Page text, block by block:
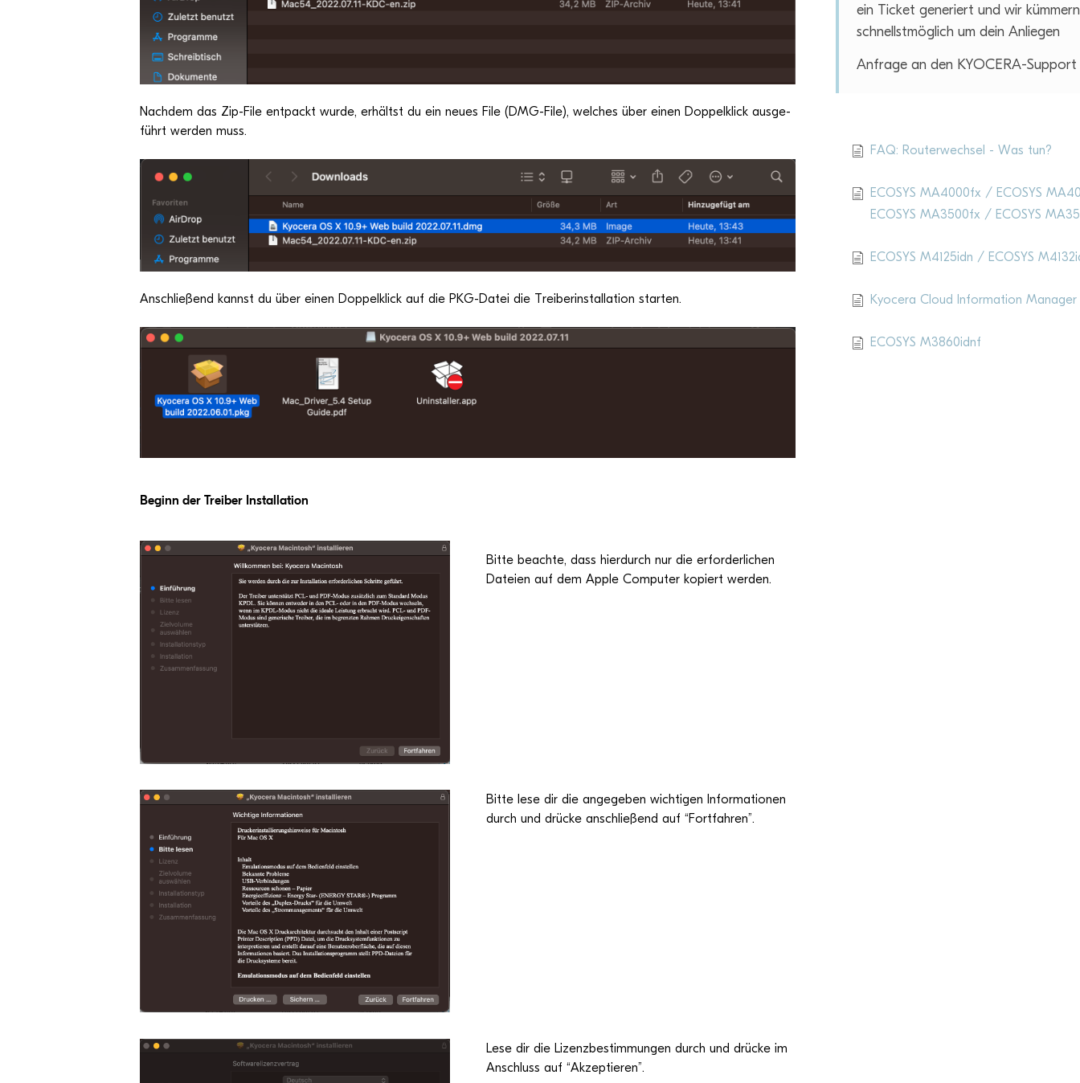
Nach­dem das Zip-File ent­packt wurde, erhältst du ein neues File (DMG-File), wel­ches über einen Dop­pel­klick aus­ge­
führt wer­den muss.
Anschlie­ßend kannst du über einen Dop­pel­klick auf die PKG-Datei die Trei­ber­instal­la­tion starten.
Beginn der Trei­ber Installation
Bitte beachte, dass hier­durch nur die erfor­der­li­chen
Dateien auf dem Apple Com­pu­ter kopiert werden.
Bitte lese dir die ange­ge­ben wich­ti­gen Infor­ma­tio­nen
durch und drü­cke anschlie­ßend auf “Fort­fah­ren”.
Lese dir die Lizenz­be­stim­mun­gen durch und drü­cke im
Anschluss auf “Akzep­tie­ren”.
ein Ticket gene­riert und wir
schnellst­mög­lich um dein Anliegen
Anfrage an den KYOCERA-Support
FAQ: Routerwechsel - Was tun?
ECOSYS MA4000fx / ECOSYS
ECOSYS MA3500fx / ECOSYS
ECOSYS M4125idn / ECOSYS
Kyocera Cloud Information Manager
ECOSYS M3860idnf